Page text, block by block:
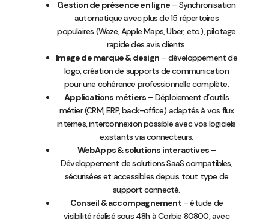
Gestion de présence en ligne – Synchronisation
automatique avec plus de 15 répertoires
populaires (Waze, Apple Maps, Uber, etc.), pilotage
rapide des avis clients.
Image de marque & design – développement de
logo, création de supports de communication
pour une cohérence professionnelle complète.
Applications métiers – Déploiement d’outils
métier (CRM, ERP, back-office) adaptés à vos flux
internes, interconnexion possible avec vos logiciels
existants via connecteurs.
WebApps & solutions interactives –
Développement de solutions SaaS compatibles,
sécurisées et accessibles depuis tout type de
support connecté.
Conseil & accompagnement– étude de
visibilité réalisé sous 48h à Corbie 80800, avec